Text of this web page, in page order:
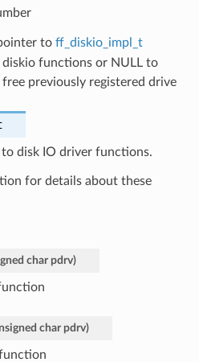
to ff_diskio_impl_t
functions or NULL to
previously registered drive
disk IO driver functions.
for details about these
char pdrv)
char pdrv)